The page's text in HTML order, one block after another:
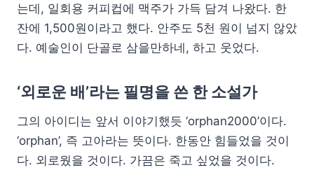
는데, 일회용 커피컵에 맥주가 가득 담겨 나왔다. 한
잔에 1,500원이라고 했다. 안주도 5천 원이 넘지 않았
다. 예술인이 단골로 삼을만하네, 하고 웃었다.
‘외로운 배’라는 필명을 쓴 한 소설가
그의 아이디는 앞서 이야기했듯 ‘orphan2000’이다.
‘orphan’, 즉 고아라는 뜻이다. 한동안 힘들었을 것이
다. 외로웠을 것이다. 가끔은 죽고 싶었을 것이다.